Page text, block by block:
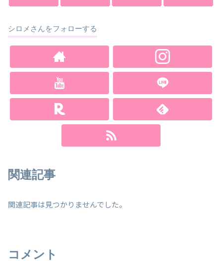
シロメさんをフォローする
関連記事
関連記事は見つかりませんでした。
コメント